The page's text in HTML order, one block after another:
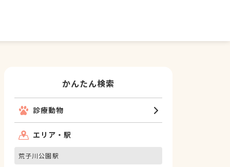
かんたん検索
診療動物
エリア・駅
荒子川公園駅